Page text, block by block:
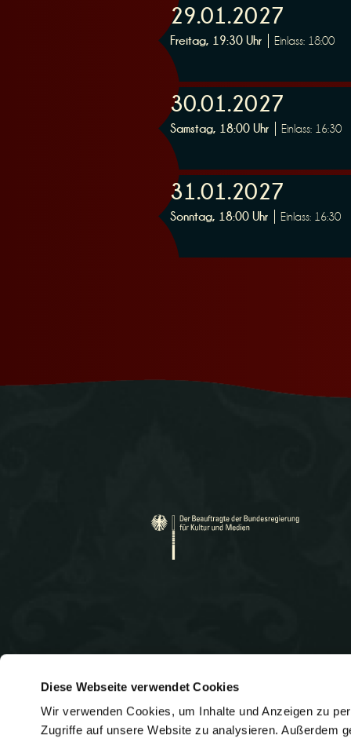
Diese Webseite verwendet Cookies
Wir verwenden Cookies, um Inhalte und Anzeigen zu
Zugriffe auf unsere Website zu analysieren. Außerdem
29.01.2027
Freitag, 19:30 Uhr Einlass: 18:00
30.01.2027
Samstag, 18:00 Uhr Einlass: 16:30
31.01.2027
Sonntag, 18:00 Uhr Einlass: 16:30
Heidelberger Straße 131